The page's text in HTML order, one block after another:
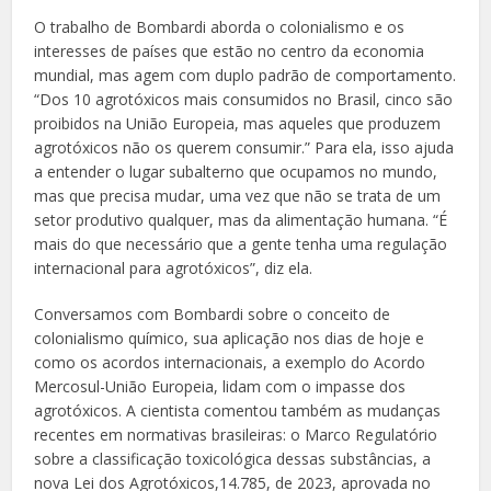
O trabalho de Bombardi aborda o colonialismo e os
interesses de países que estão no centro da economia
mundial, mas agem com duplo padrão de comportamento.
“Dos 10 agrotóxicos mais consumidos no Brasil, cinco são
proibidos na União Europeia, mas aqueles que produzem
agrotóxicos não os querem consumir.” Para ela, isso ajuda
a entender o lugar subalterno que ocupamos no mundo,
mas que precisa mudar, uma vez que não se trata de um
setor produtivo qualquer, mas da alimentação humana. “É
mais do que necessário que a gente tenha uma regulação
internacional para agrotóxicos”, diz ela.
Conversamos com Bombardi sobre o conceito de
colonialismo químico, sua aplicação nos dias de hoje e
como os acordos internacionais, a exemplo do Acordo
Mercosul-União Europeia, lidam com o impasse dos
agrotóxicos. A cientista comentou também as mudanças
recentes em normativas brasileiras: o Marco Regulatório
sobre a classificação toxicológica dessas substâncias, a
nova Lei dos Agrotóxicos,14.785, de 2023, aprovada no